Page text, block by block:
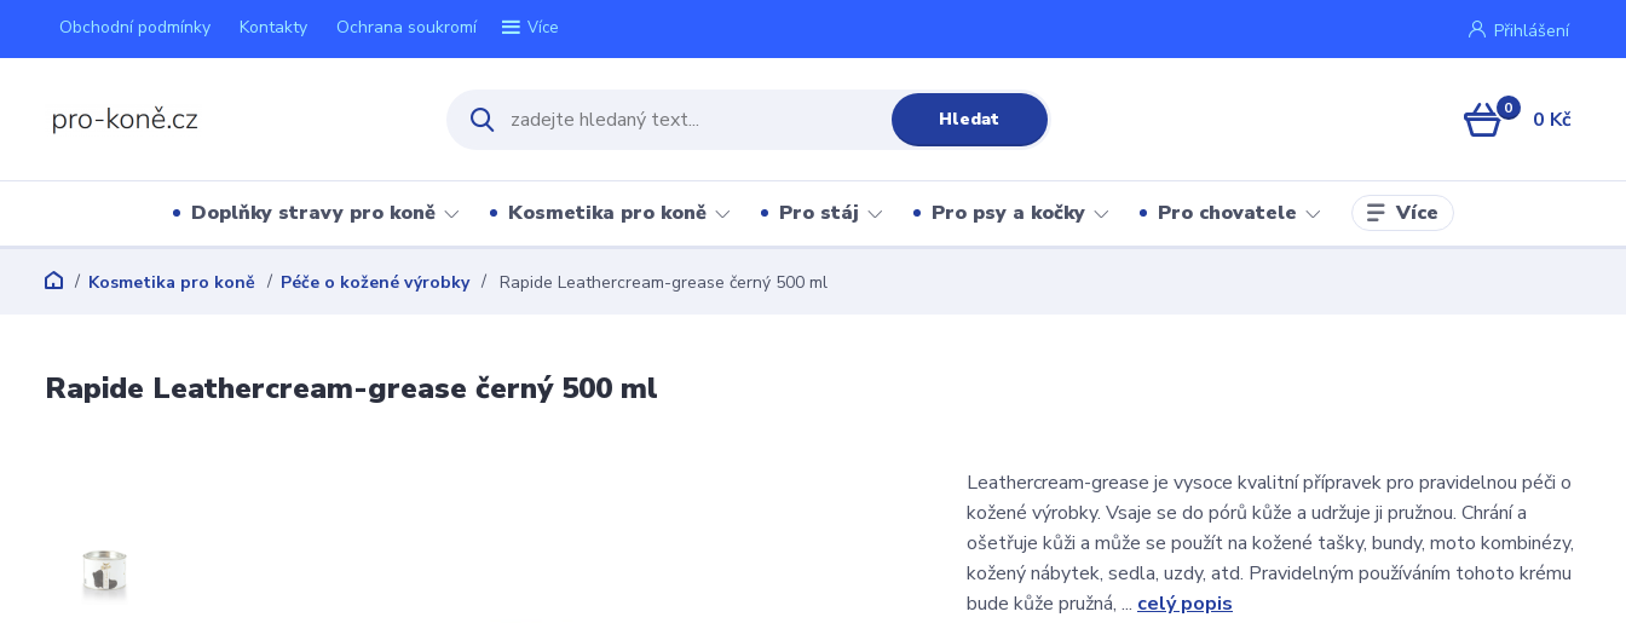
Obchodní podmínky Kontakty Ochrana soukromí Více Přihlášení
Hledat 0 0 Kč
Doplňky stravy pro koně Kosmetika pro koně Pro stáj Pro psy a kočky Pro chovatele Více
Kosmetika pro koně Péče o kožené výrobky Rapide Leathercream-grease černý 500 ml
Rapide Leathercream-grease černý 500 ml
Leathercream-grease je vysoce kvalitní přípravek pro pravidelnou péči o
kožené výrobky. Vsaje se do pórů kůže a udržuje ji pružnou. Chrání a
ošetřuje kůži a může se použít na kožené tašky, bundy, moto kombinézy,
kožený nábytek, sedla, uzdy, atd. Pravidelným používáním tohoto krému
bude kůže pružná, ... celý popis